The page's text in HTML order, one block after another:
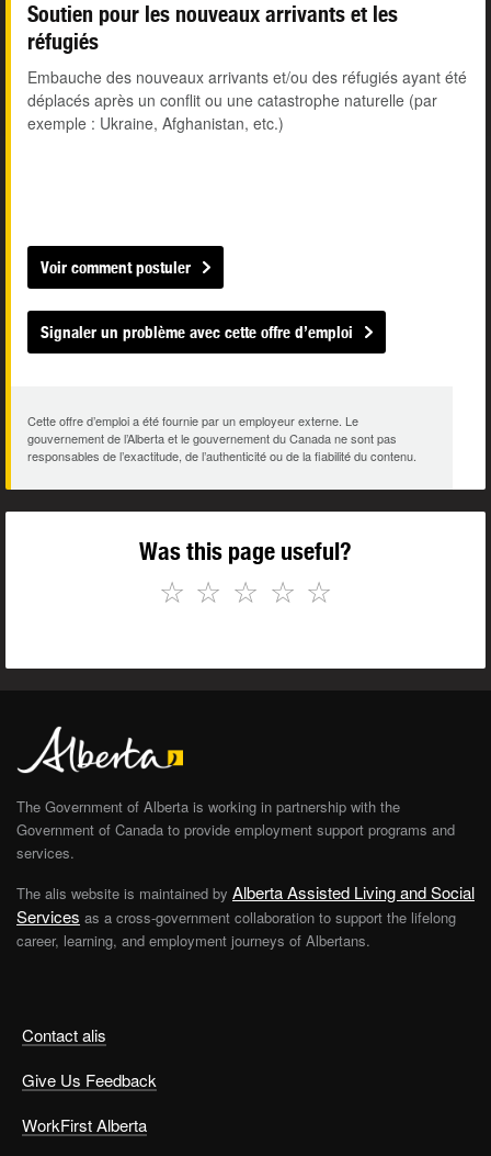
Soutien pour les nouveaux arrivants et les
réfugiés
Embauche des nouveaux arrivants et/ou des réfugiés ayant été
déplacés après un conflit ou une catastrophe naturelle (par
exemple : Ukraine, Afghanistan, etc.)
Voir comment postuler
Signaler un problème avec cette offre d’emploi
Cette offre d’emploi a été fournie par un employeur externe. Le
gouvernement de l’Alberta et le gouvernement du Canada ne sont pas
responsables de l’exactitude, de l’authenticité ou de la fiabilité du contenu.
Was this page useful?
☆
☆
☆
☆
☆
Contact alis
Give Us Feedback
WorkFirst Alberta
The Government of Alberta is working in partnership with the
Government of Canada to provide employment support programs and
services.
The alis website is maintained by Alberta Assisted Living and Social
Services as a cross-government collaboration to support the lifelong
career, learning, and employment journeys of Albertans.